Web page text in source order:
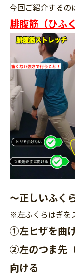
今回ご紹介するの
腓腹筋（ひふ
〜正しいふく
※左ふくらはぎを
①左ヒザを曲
②左のつま先
向ける